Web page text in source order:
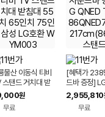
물산 이동식 티비
탠드 거치대 받
55인치 65인치
인치 삼성 LG호환
원
무료
[혜택가 238
드바 증정]
TV 4K
AEA
스탠드형
2,955,810
무료